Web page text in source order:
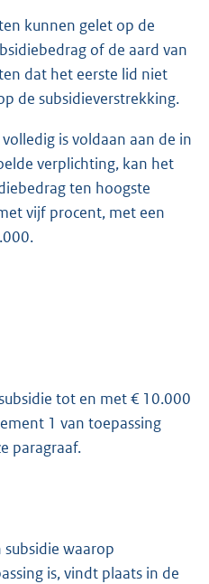
kunnen gelet op de
of de aard van
dat het eerste lid niet
de subsidieverstrekking.
is voldaan aan de in
verplichting, kan het
ten hoogste
vijf procent, met een
tot en met € 10.000
1 van toepassing
paragraaf.
waarop
is, vindt plaats in de